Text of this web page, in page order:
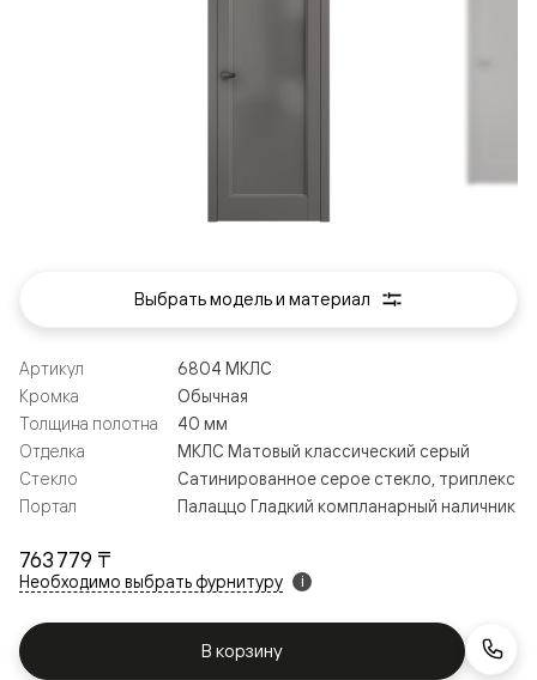
763 779 ₸
Необходимо выбрать фурнитуру i
В корзину
Артикул
6804 МКЛС
Кромка
Обычная
Толщина полотна
40 мм
Отделка
МКЛС Матовый классический серый
Стекло
Сатинированное серое стекло, триплекс
Портал
Палаццо Гладкий компланарный наличник
Выбрать модель и материал